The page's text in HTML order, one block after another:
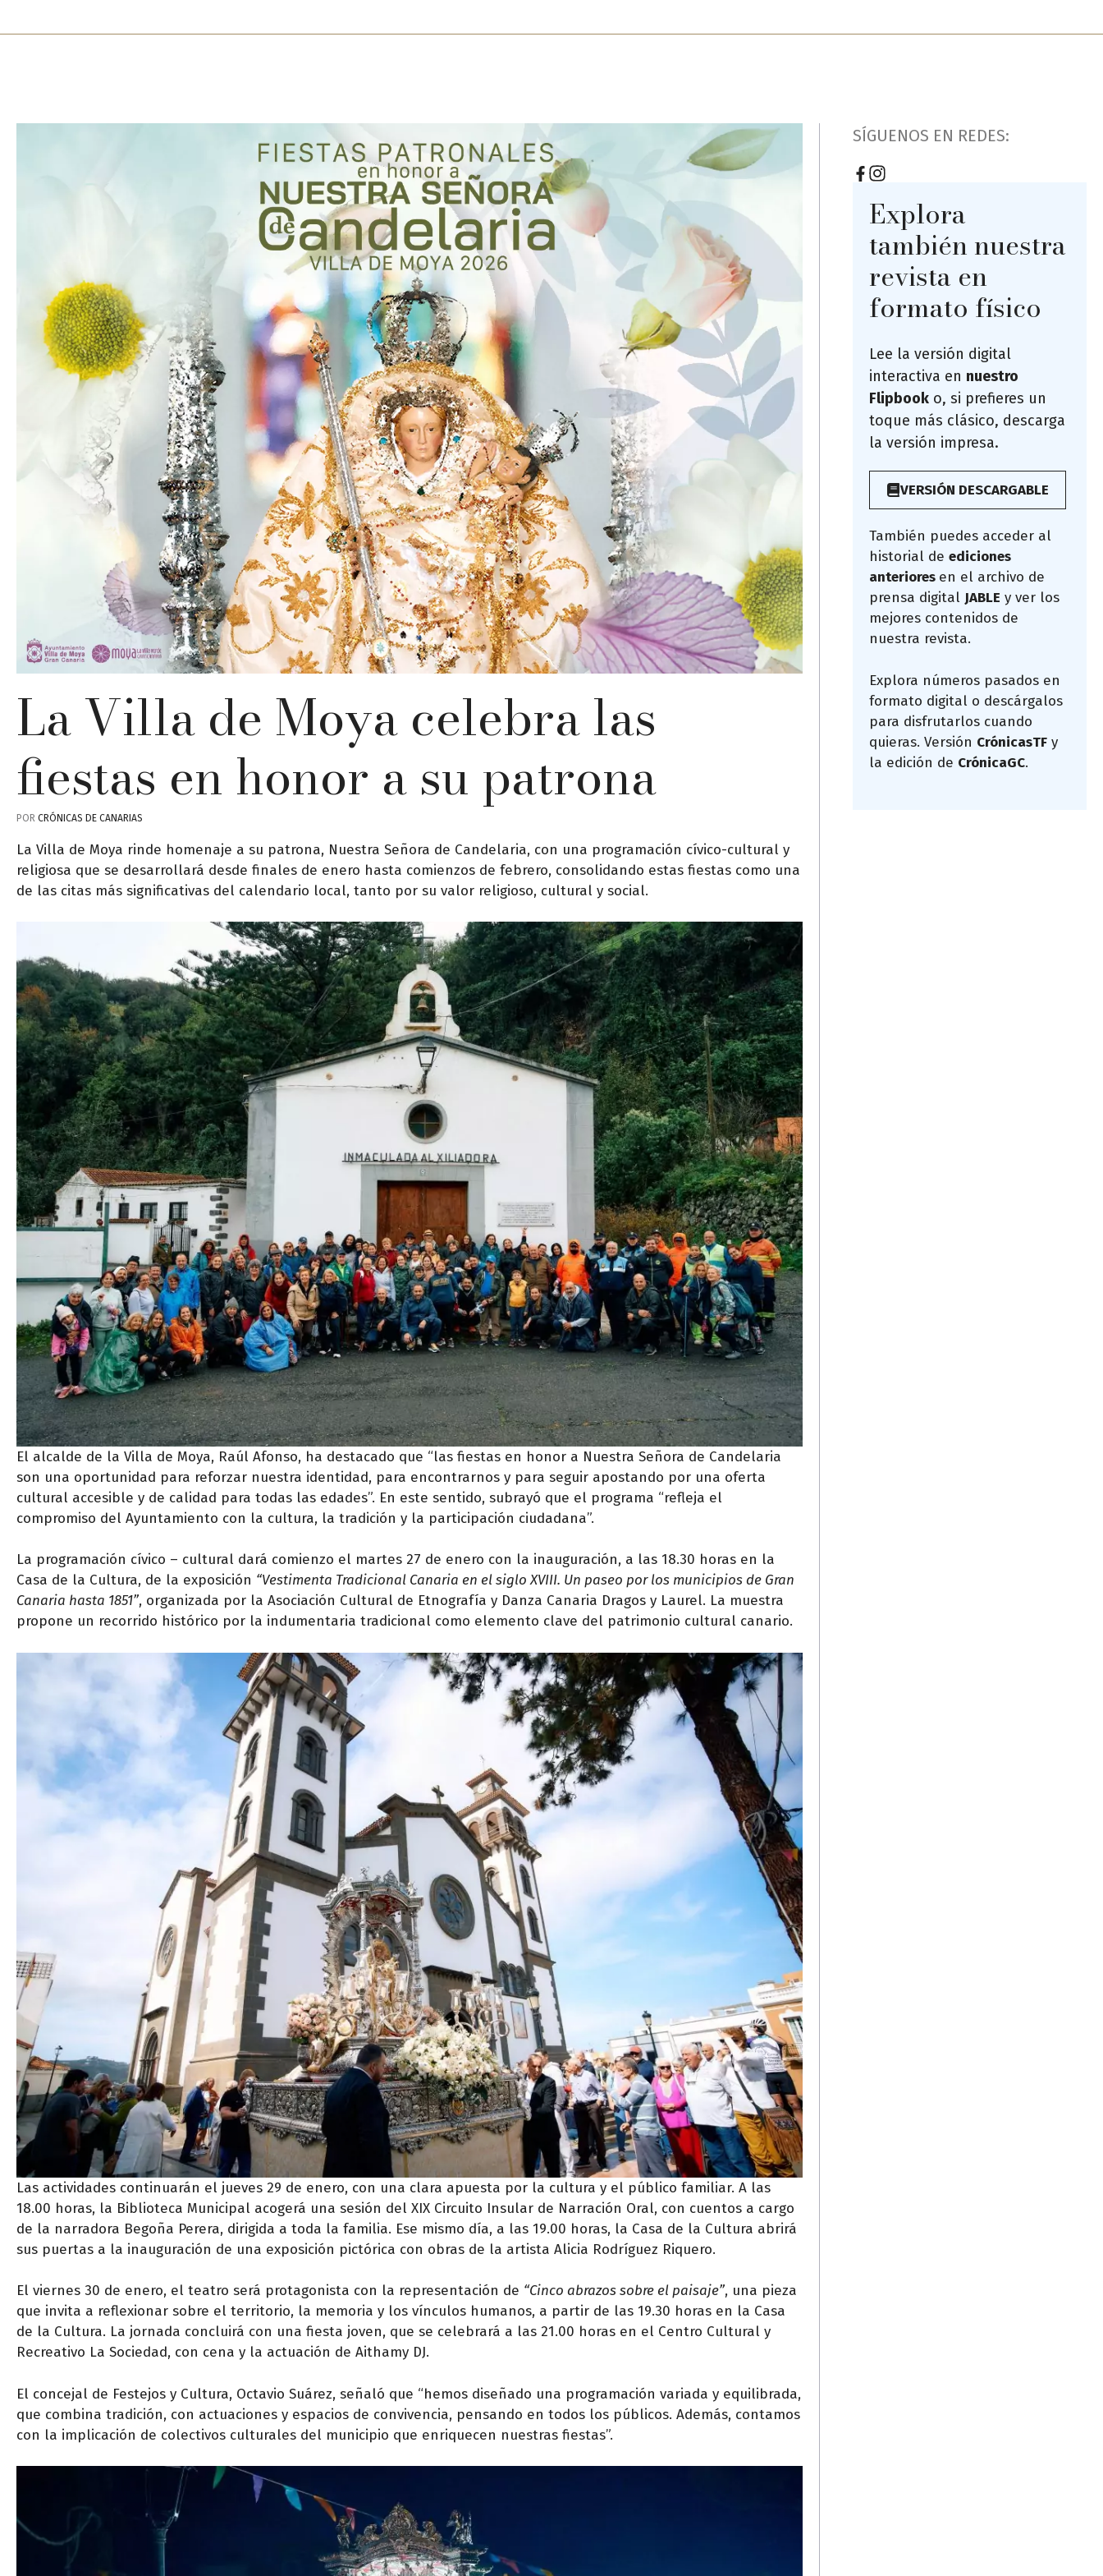
La Villa de Moya celebra las
fiestas en honor a su patrona
POR CRÓNICAS DE CANARIAS
La Villa de Moya rinde homenaje a su patrona, Nuestra Señora de Candelaria, con una programación cívico-cultural y
religiosa que se desarrollará desde finales de enero hasta comienzos de febrero, consolidando estas fiestas como una
de las citas más significativas del calendario local, tanto por su valor religioso, cultural y social.
El alcalde de la Villa de Moya, Raúl Afonso, ha destacado que “las fiestas en honor a Nuestra Señora de Candelaria
son una oportunidad para reforzar nuestra identidad, para encontrarnos y para seguir apostando por una oferta
cultural accesible y de calidad para todas las edades”. En este sentido, subrayó que el programa “refleja el
compromiso del Ayuntamiento con la cultura, la tradición y la participación ciudadana”.
La programación cívico – cultural dará comienzo el martes 27 de enero con la inauguración, a las 18.30 horas en la
Casa de la Cultura, de la exposición “Vestimenta Tradicional Canaria en el siglo XVIII. Un paseo por los municipios de Gran
Canaria hasta 1851”, organizada por la Asociación Cultural de Etnografía y Danza Canaria Dragos y Laurel. La muestra
propone un recorrido histórico por la indumentaria tradicional como elemento clave del patrimonio cultural canario.
Las actividades continuarán el jueves 29 de enero, con una clara apuesta por la cultura y el público familiar. A las
18.00 horas, la Biblioteca Municipal acogerá una sesión del XIX Circuito Insular de Narración Oral, con cuentos a cargo
de la narradora Begoña Perera, dirigida a toda la familia. Ese mismo día, a las 19.00 horas, la Casa de la Cultura abrirá
sus puertas a la inauguración de una exposición pictórica con obras de la artista Alicia Rodríguez Riquero.
El viernes 30 de enero, el teatro será protagonista con la representación de “Cinco abrazos sobre el paisaje”, una pieza
que invita a reflexionar sobre el territorio, la memoria y los vínculos humanos, a partir de las 19.30 horas en la Casa
de la Cultura. La jornada concluirá con una fiesta joven, que se celebrará a las 21.00 horas en el Centro Cultural y
Recreativo La Sociedad, con cena y la actuación de Aithamy DJ.
El concejal de Festejos y Cultura, Octavio Suárez, señaló que “hemos diseñado una programación variada y equilibrada,
que combina tradición, con actuaciones y espacios de convivencia, pensando en todos los públicos. Además, contamos
con la implicación de colectivos culturales del municipio que enriquecen nuestras fiestas”.
SÍGUENOS EN REDES:
Explora
también nuestra
revista en
formato físico
Lee la versión digital
interactiva en nuestro
Flipbook o, si prefieres un
toque más clásico, descarga
la versión impresa.
VERSIÓN DESCARGABLE
También puedes acceder al
historial de ediciones
anteriores en el archivo de
prensa digital JABLE y ver los
mejores contenidos de
nuestra revista.
Explora números pasados en
formato digital o descárgalos
para disfrutarlos cuando
quieras. Versión CrónicasTF y
la edición de CrónicaGC.